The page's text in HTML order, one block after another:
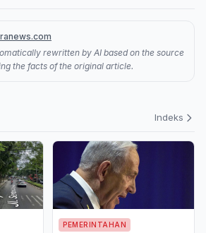
rewritten by AI based on the source
the facts of the original article.
Indeks
PEMERINTAHAN